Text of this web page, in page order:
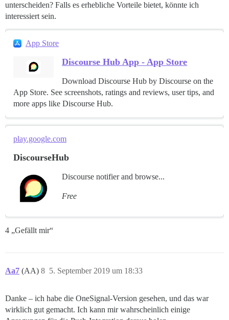
unterscheiden? Falls es erhebliche Vorteile bietet, könnte ich
interessiert sein.
App Store
Discourse Hub App - App Store
Download Discourse Hub by Discourse on the
App Store. See screenshots, ratings and reviews, user tips, and
more apps like Discourse Hub.
play.google.com
DiscourseHub
Discourse notifier and browse...
Free
4 „Gefällt mir“
Aa7 (AA) 5. September 2019 um 18:33
8
Danke – ich habe die OneSignal-Version gesehen, und das war
wirklich gut gemacht. Ich kann mir wahrscheinlich einige